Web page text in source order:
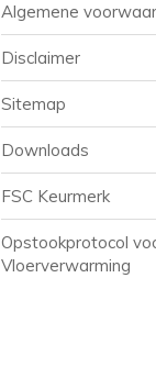
Algemene
Disclaimer
Sitemap
Downloads
FSC Keurmerk
Opstookprotocol
Vloerverwarming